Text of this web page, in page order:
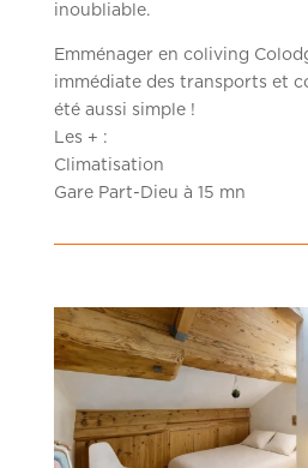
inoubliable.
Emménager en coliving
immédiate des transports et
été aussi simple !
Les + :
Climatisation
Gare Part-Dieu à 15 mn